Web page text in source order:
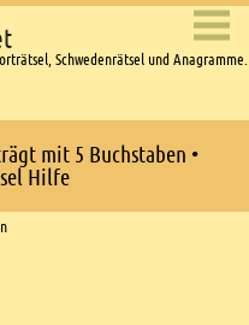
Schwedenrätsel und Anagramme.
mit 5 Buchstaben •
Hilfe